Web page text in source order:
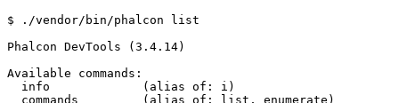
Phalcon DevTools
( 3.4.14)
  info
( alias of: i )
  commands
( alias of: list, enumerate )